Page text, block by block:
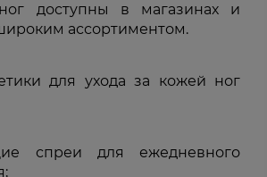
доступны в магазинах и
ассортиментом.
для ухода за кожей ног
спреи для ежедневного